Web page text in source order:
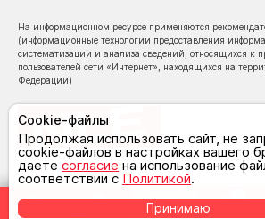
© NoLimit Electronics 2026
На информационном ресурсе применяются
(информационные технологии предоставления
систематизации и анализа сведений, относящихся к
пользователей сети «Интернет», находящихся на
Федерации)
Cookie-файлы
Продолжая использовать сайт, не
cookie-файлов в настройках вашего
даете согласие на использование
соответствии с Политикой.
Принимаю